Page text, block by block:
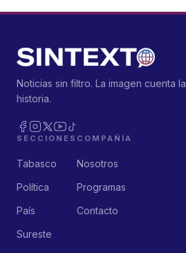
Noticias sin filtro. La imagen cuenta la
historia.
SECCIONES
Tabasco
Política
País
Sureste
COMPAÑÍA
Nosotros
Programas
Contacto